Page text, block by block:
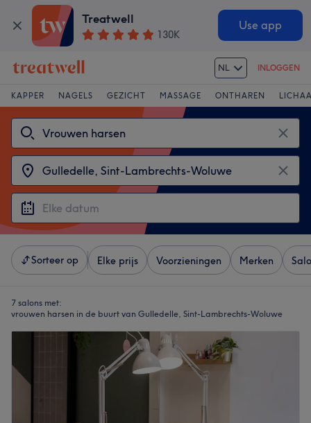
Treatwell
130K
Use app
NL INLOGGEN
KAPPER NAGELS GEZICHT MASSAGE ONTHAREN
Sorteer op Elke prijs Voorzieningen Merken
7 salons met:
vrouwen harsen in de buurt van Gulledelle, Sint-Lambrechts-Woluwe